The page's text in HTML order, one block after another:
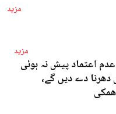
مزید
مزید
اعتماد پیش نہ ہوئی
دھرنا دے دیں گے،